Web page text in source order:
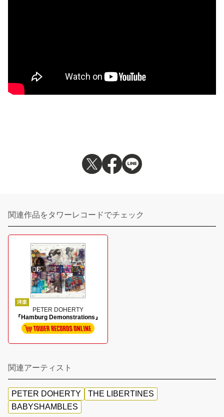
関連作品をタワーレコードでチェック
洋楽
PETER DOHERTY
『Hamburg Demonstrations』
関連アーティスト
PETER DOHERTY
THE LIBERTINES
BABYSHAMBLES